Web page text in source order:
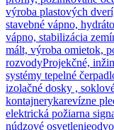
výroba plastových
stavebné vápno,
vápno, stabilizácia
mált, výroba omietok,
rozvodyProjekčné,
systémy tepelné
izolačné dosky ,
kontajnerykarevízne
elektrická požiarna
núdzové osvetlenie